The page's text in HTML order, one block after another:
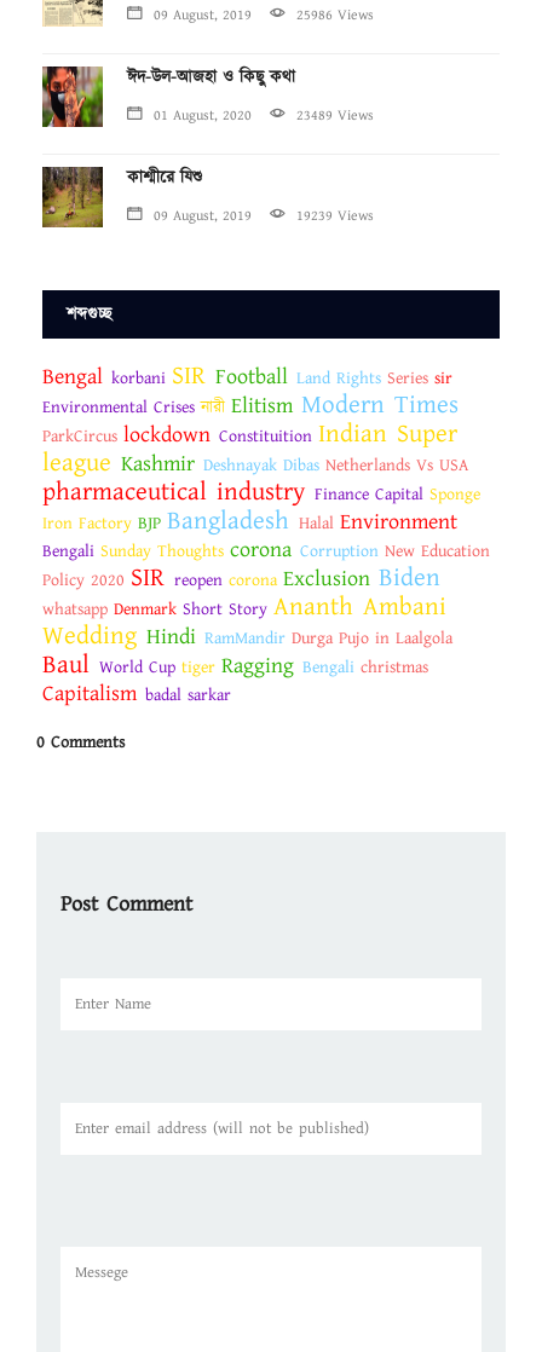
09 August, 2019 25986 Views
ঈদ-উল-আজহা ও কিছু কথা
01 August, 2020 23489 Views
কাশ্মীরে যিশু
09 August, 2019 19239 Views
শব্দগুচ্ছ
Bengal korbani SIR Football Land Rights Series sir
Environmental Crises নারী Elitism Modern Times
ParkCircus lockdown Constituition Indian Super
league Kashmir Deshnayak Dibas Netherlands Vs USA
pharmaceutical industry Finance Capital Sponge
Iron Factory BJP Bangladesh Halal Environment
Bengali Sunday Thoughts corona Corruption New Education
Policy 2020 SIR reopen corona Exclusion Biden
whatsapp Denmark Short Story Ananth Ambani
Wedding Hindi RamMandir Durga Pujo in Laalgola
Baul World Cup tiger Ragging Bengali christmas
Capitalism badal sarkar
0 Comments
Post Comment